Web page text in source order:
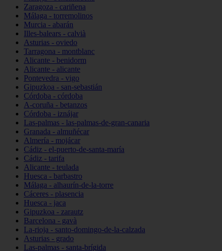
Zaragoza - cariñena
Málaga - torremolinos
Murcia - abarán
Illes-balears - calvià
Asturias - oviedo
Tarragona - montblanc
Alicante - benidorm
Alicante - alicante
Pontevedra - vigo
Gipuzkoa - san-sebastián
Córdoba - córdoba
A-coruña - betanzos
Córdoba - iznájar
Las-palmas - las-palmas-de-gran-canaria
Granada - almuñécar
Almería - mojácar
Cádiz - el-puerto-de-santa-maría
Cádiz - tarifa
Alicante - teulada
Huesca - barbastro
Málaga - alhaurín-de-la-torre
Cáceres - plasencia
Huesca - jaca
Gipuzkoa - zarautz
Barcelona - gavà
La-rioja - santo-domingo-de-la-calzada
Asturias - grado
Las-palmas - santa-brígida